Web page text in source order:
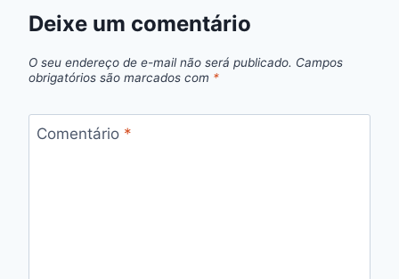
Deixe um comentário
O seu endereço de e-mail não será publicado. Campos
obrigatórios são marcados com *
Comentário *